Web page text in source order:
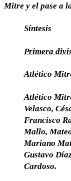
Mitre y el pase a
Síntesis
Primera
Atlético
Atlético
Velasco,
Francisco
Mallo,
Mariano
Gustavo
Cardoso.